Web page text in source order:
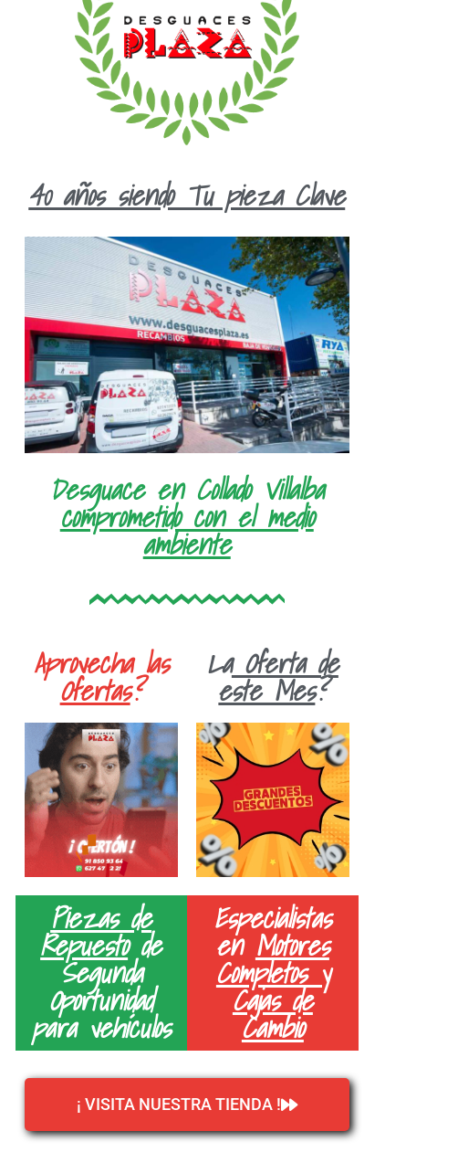
40 años siendo Tu pieza Clave
Desguace en Collado Villalba
comprometido con el medio
ambiente
Aprovecha las
Ofertas?
LaOferta de
este Mes?
Piezas de
Repuestode
Segunda
Oportunidad
para vehículos
Especialistas
en Motores
Completos y
Cajas de
Cambio
¡ VISITA NUESTRA TIENDA !